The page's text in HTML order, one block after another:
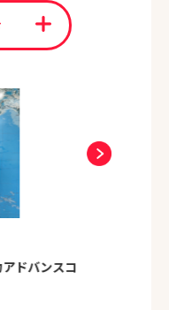
育つＡＩネイティブ世
ト、ゲームの操作はあ
知識量に加え、『思考
せん。
い遊びを通して、「や
験を積み重ねることで
き』なお子様を育てて
れる貴重な幼児期に良
きな「自分力」につな
ドバンスコ